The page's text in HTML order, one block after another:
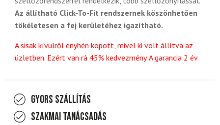
Az állítható Click-To-Fit rendszernek köszönhetően
tökéletesen a fej kerületéhez igazítható.
A sisak kívülről enyhén kopott, mivel ki volt állítva az
üzletben. Ezért van rá 45% kedvezmény. A garancia 2 év.
Gyors szállítás
Szakmai tanácsadás